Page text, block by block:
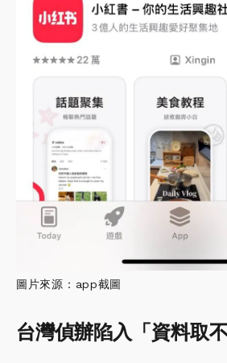
圖片來源：app截圖
台灣偵辦陷入「資料取